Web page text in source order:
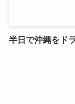
半日で沖縄をド